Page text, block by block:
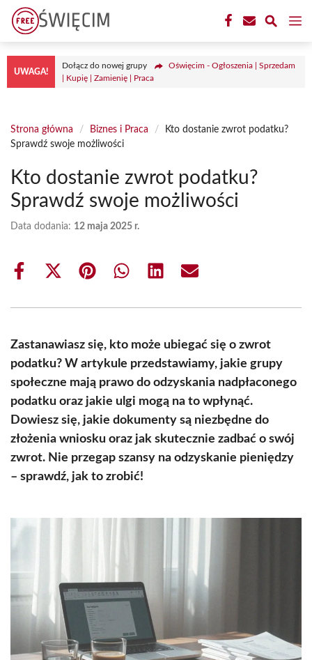
Przejdź
treści
UWAGA!
Dołącz do nowej grupy
Oświęcim - Ogłoszenia | Sprzedam
| Kupię | Zamienię | Praca
Strona główna / Biznes i Praca /
Kto dostanie zwrot podatku?
Sprawdź swoje możliwości
Kto dostanie zwrot podatku?
Sprawdź swoje możliwości
Data dodania: 12 maja 2025 r.
Share
Share
(Twitter)
Share Share Share Share
Zastanawiasz się, kto może ubiegać się o zwrot
podatku? W artykule przedstawiamy, jakie grupy
społeczne mają prawo do odzyskania nadpłaconego
podatku oraz jakie ulgi mogą na to wpłynąć.
Dowiesz się, jakie dokumenty są niezbędne do
złożenia wniosku oraz jak skutecznie zadbać o swój
zwrot. Nie przegap szansy na odzyskanie pieniędzy
– sprawdź, jak to zrobić!